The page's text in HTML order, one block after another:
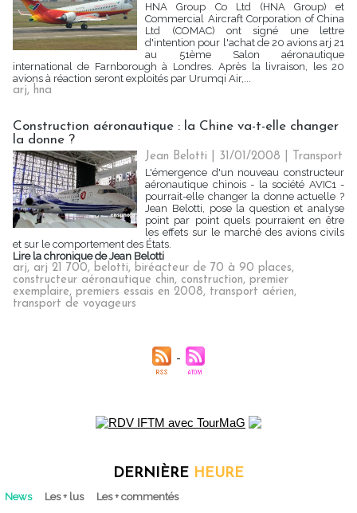
HNA Group Co Ltd (HNA Group) et
Commercial Aircraft Corporation of China
Ltd (COMAC) ont signé une lettre
d'intention pour l'achat de 20 avions arj 21
au 51ème Salon aéronautique
international de Farnborough à Londres. Après la livraison, les 20
avions à réaction seront exploités par Urumqi Air,...
arj, hna
Construction aéronautique : la Chine va-t-elle changer
la donne ?
Jean Belotti | 31/01/2008
Transport
L'émergence d'un nouveau constructeur
aéronautique chinois - la société AVIC1 -
pourrait-elle changer la donne actuelle ?
Jean Belotti, pose la question et analyse
point par point quels pourraient en être
les effets sur le marché des avions civils
et sur le comportement des États.
Lire la chronique de Jean Belotti
arj, arj 21 700, belotti, biréacteur de 70 à 90 places,
constructeur aéronautique chin, construction, premier
exemplaire, premiers essais en 2008, transport aérien,
transport de voyageurs
DERNIÈRE HEURE
News Les + lus Les + commentés